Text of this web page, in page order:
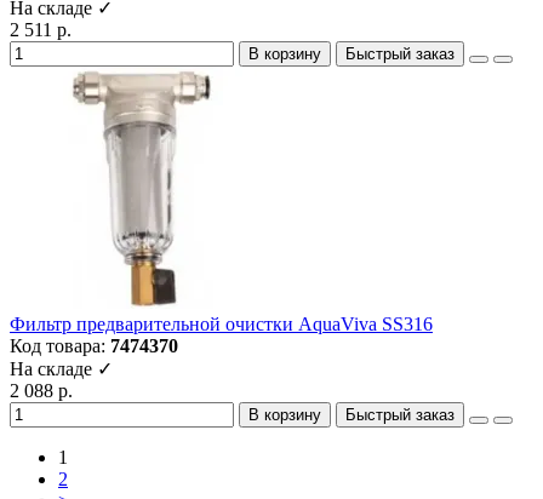
На складе ✓
2 511 р.
В корзину Быстрый заказ
Фильтр предварительной очистки AquaViva SS316
Код товара: 7474370
На складе ✓
2 088 р.
В корзину Быстрый заказ
1
2